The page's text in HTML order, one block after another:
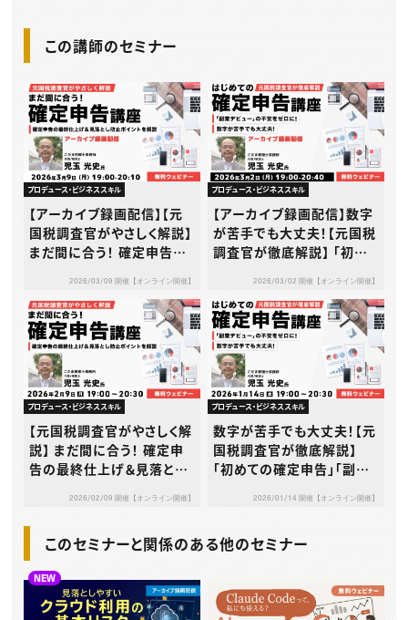
この講師のセミナー
プロデュース・ビジネススキル
【アーカイブ録画配信】【元
国税調査官がやさしく解説】
まだ間に合う！ 確定申告の
ポイント解説講座
2026/03/09 開催【オンライン開催】
プロデュース・ビジネススキル
【アーカイブ録画配信】数字
が苦手でも大丈夫！【元国税
調査官が徹底解説】 「初め
ー」の不安をゼロにする や
さしい基礎講座
2026/03/02 開催【オンライン開催】
プロデュース・ビジネススキル
【元国税調査官がやさしく解
説】 まだ間に合う！ 確定申
告の最終仕上げ＆見落とし
2026/02/09 開催【オンライン開催】
プロデュース・ビジネススキル
数字が苦手でも大丈夫！【元
国税調査官が徹底解説】
「初めての確定申告」「副業
する やさしい基礎講座
2026/01/14 開催【オンライン開催】
このセミナーと関係のある他のセミナー
NEW